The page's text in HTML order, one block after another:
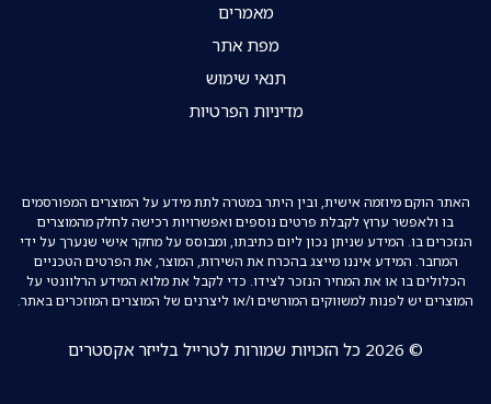
מאמרים
מפת אתר
תנאי שימוש
מדיניות הפרטיות
האתר הוקם מיוזמה אישית, ובין היתר במטרה לתת מידע על המוצרים המפורסמים
בו ולאפשר ערוץ לקבלת פרטים נוספים ואפשרויות רכישה לחלק מהמוצרים
הנזכרים בו. המידע שניתן נכון ליום כתיבתו, ומבוסס על מחקר אישי שנערך על ידי
המחבר. המידע איננו מייצג בהכרח את השירות, המוצר, את הפרטים הטכניים
הכלולים בו או את המחיר הנזכר לצידו. כדי לקבל את מלוא המידע הרלוונטי על
המוצרים יש לפנות למשווקים המורשים ו/או ליצרנים של המוצרים המוזכרים באתר.
© 2026 כל הזכויות שמורות לטרייל בלייזר אקסטרים